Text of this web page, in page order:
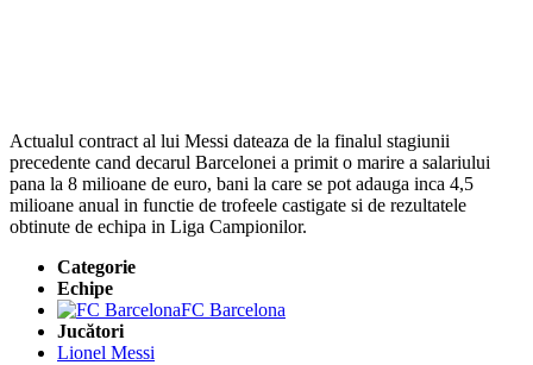
Actualul contract al lui Messi dateaza de la finalul stagiunii
precedente cand decarul Barcelonei a primit o marire a salariului
pana la 8 milioane de euro, bani la care se pot adauga inca 4,5
milioane anual in functie de trofeele castigate si de rezultatele
obtinute de echipa in Liga Campionilor.
Categorie
Echipe
FC Barcelona
Jucători
Lionel Messi